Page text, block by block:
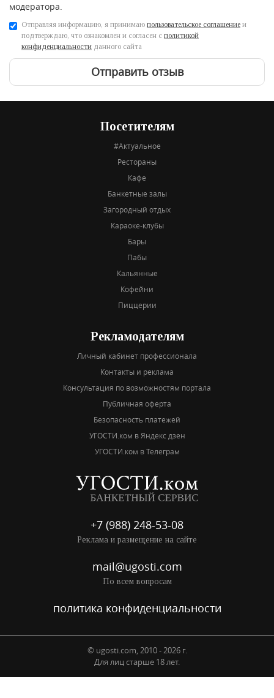
модератора.
Отправляя информацию, я принимаю пользовательское соглашение и
подтверждаю, что ознакомлен и согласен с политикой
конфиденциальности данного сайта
Отправить отзыв
Посетителям
#Актуальное
Рестораны
Кафе
Банкетные залы
Загородный отдых
Караоке-клубы
Бары
Пабы
Кальянные
Кофейни
Пиццерии
Рекламодателям
Личный кабинет профессионала
Контакты и реклама
Консультация по возможностям портала
Публичная оферта
Безопасность платежей
УГОСТИ.ком в Яндекс дзен
УГОСТИ.ком в Телеграм
+7 (988) 248-53-08
Реклама и размещение на сайте
mail@ugosti.com
По всем вопросам
политика конфиденциальности
© ugosti.com, 2010 - 2026 г.
Для лиц старше 18 лет.